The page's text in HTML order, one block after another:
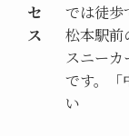
セ
ス
では徒歩
松本駅前
スニーカ
です。「
い